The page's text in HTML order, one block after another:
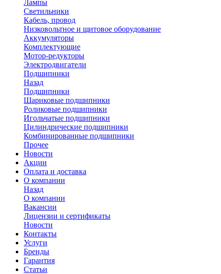
Лампы
Светильники
Кабель, провод
Низковольтное и щитовое оборудование
Аккумуляторы
Комплектующие
Мотор-редукторы
Электродвигатели
Подшипники
Назад
Подшипники
Шариковые подшипники
Роликовые подшипники
Игольчатые подшипники
Цилиндрические подшипники
Комбинированные подшипники
Прочее
Новости
Акции
Оплата и доставка
О компании
Назад
О компании
Вакансии
Лицензии и сертификаты
Новости
Контакты
Услуги
Бренды
Гарантия
Статьи